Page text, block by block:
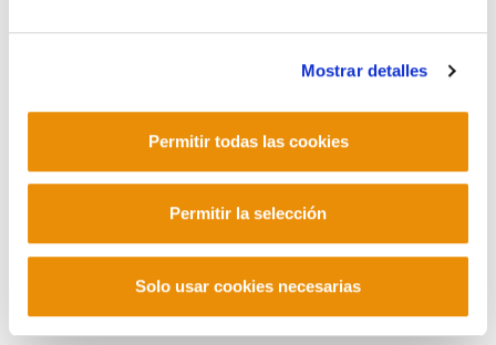
Mostrar detalles
Permitir todas las cookies
Permitir la selección
Solo usar cookies necesarias
Contacto